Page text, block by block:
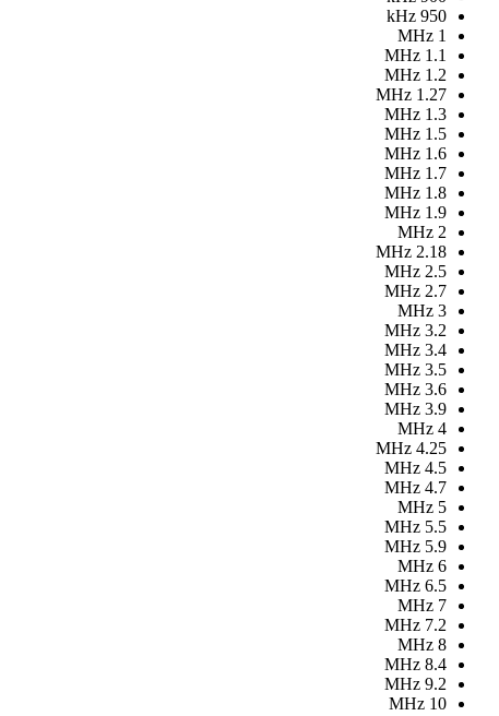
950
kHz
1
MHz
1.1
MHz
1.2
MHz
1.27
MHz
1.3
MHz
1.5
MHz
1.6
MHz
1.7
MHz
1.8
MHz
1.9
MHz
2
MHz
2.18
MHz
2.5
MHz
2.7
MHz
3
MHz
3.2
MHz
3.4
MHz
3.5
MHz
3.6
MHz
3.9
MHz
4
MHz
4.25
MHz
4.5
MHz
4.7
MHz
5
MHz
5.5
MHz
5.9
MHz
6
MHz
6.5
MHz
7
MHz
7.2
MHz
8
MHz
8.4
MHz
9.2
MHz
10
MHz